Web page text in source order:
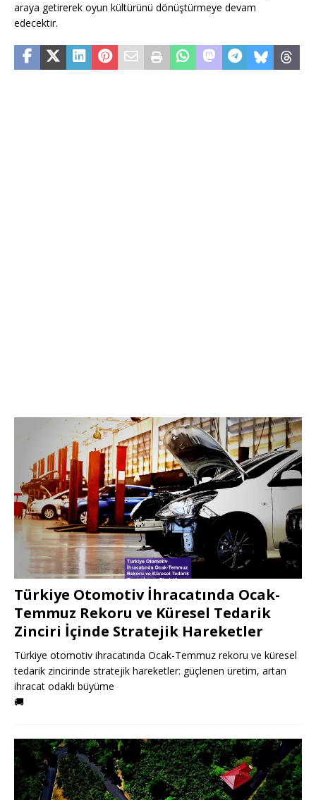
araya getirerek oyun kültürünü dönüştürmeye devam
edecektir.
Türkiye Otomotiv İhracatında Ocak-
Temmuz Rekoru ve Küresel Tedarik
Zinciri İçinde Stratejik Hareketler
Türkiye otomotiv ihracatında Ocak-Temmuz rekoru ve küresel
tedarik zincirinde stratejik hareketler: güçlenen üretim, artan
ihracat odaklı büyüme
🚚